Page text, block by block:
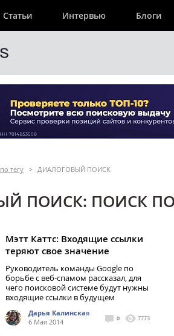
Статьи Интервью Блоги
тегу > ДИАЛОГОВЫЙ ПОИСК
ПОИСК: ПОИСК ПО
Мэтт Каттс: Входящие ссылки
теряют свое значение
Руководитель команды Google по
борьбе с веб-спамом рассказал, для
чего поисковой системе будут нужны
входящие ссылки в будущем
Дарья Калинская
6 Мая 2014
0 7773